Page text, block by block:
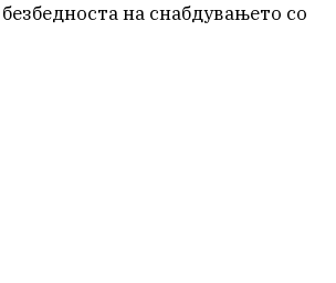
на снабдувањето со